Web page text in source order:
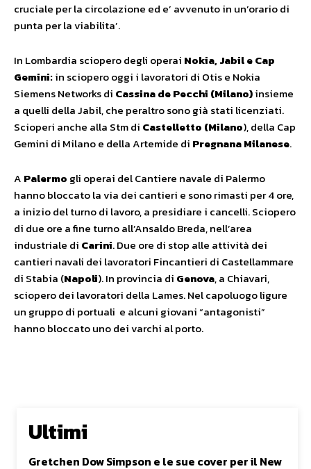
cruciale per la circolazione ed e’ avvenuto in un’orario di
punta per la viabilita’.
In Lombardia sciopero degli operai Nokia, Jabil e Cap
Gemini:in sciopero oggi i lavoratori di Otis e Nokia
Siemens Networks di Cassina de Pecchi (Milano)insieme
a quelli della Jabil, che peraltro sono già stati licenziati.
Scioperi anche alla Stm di Castelletto (Milano), della Cap
Gemini di Milano e della Artemide di Pregnana Milanese.
A Palermo gli operai del Cantiere navale di Palermo
hanno bloccato la via dei cantieri e sono rimasti per 4 ore,
a inizio del turno di lavoro, a presidiare i cancelli. Sciopero
di due ore a fine turno all’Ansaldo Breda, nell’area
industriale di Carini. Due ore di stop alle attività dei
cantieri navali dei lavoratori Fincantieri di Castellammare
di Stabia (Napoli). In provincia di Genova, a Chiavari,
sciopero dei lavoratori della Lames. Nel capoluogo ligure
un gruppo di portuali e alcuni giovani “antagonisti”
hanno bloccato uno dei varchi al porto.
Ultimi
Gretchen Dow Simpson e le sue cover per il New